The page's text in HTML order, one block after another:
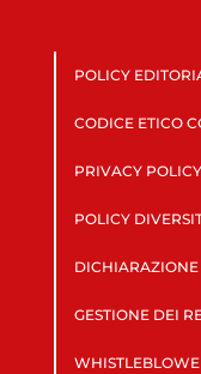
POLICY
CODICE ETICO
PRIVACY POLICY
POLICY
GESTIONE DEI